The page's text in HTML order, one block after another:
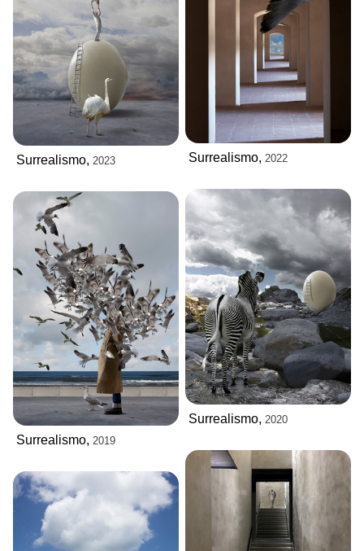
Surrealismo, 2023 Surrealismo, 2022
Surrealismo, 2020
Surrealismo, 2019